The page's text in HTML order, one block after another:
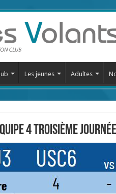
Les jeunes Adultes
4 troisième journée